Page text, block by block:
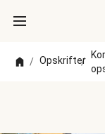
/ Opskrifter
/